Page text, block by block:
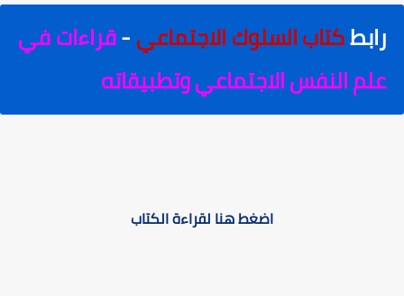
رابطكتاب السلوك الاجتماعي-قراءات في
علم النفس الاجتماعي وتطبيقاته
اضغط هنا لقراءة الكتاب